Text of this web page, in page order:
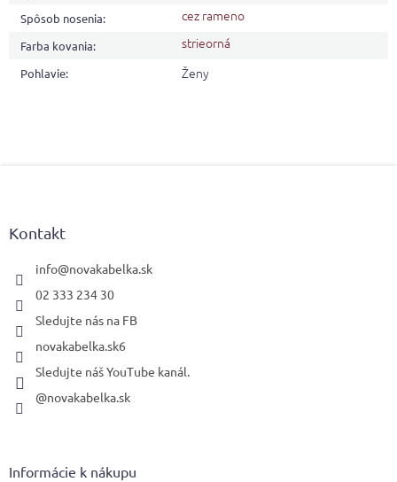
Spôsob nosenia: cez rameno
Farba kovania: strieorná
Pohlavie: Ženy
Kontakt
info@novakabelka.sk
02 333 234 30
Sledujte nás na FB
novakabelka.sk6
Sledujte náš YouTube kanál.
@novakabelka.sk
Informácie k nákupu